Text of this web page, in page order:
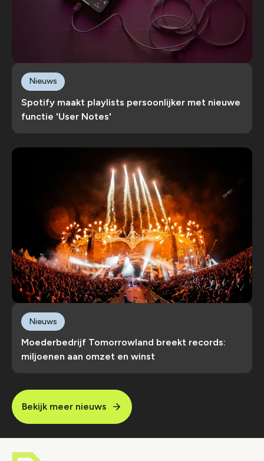
Spotify maakt playlists persoonlijker met nieuwe
functie 'User Notes'
Nieuws
Moederbedrijf Tomorrowland breekt records:
miljoenen aan omzet en winst
Nieuws
Bekijk meer nieuws